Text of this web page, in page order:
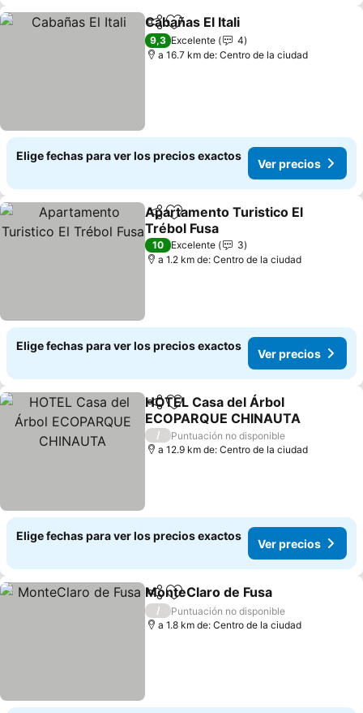
CompartirAgregar a favoritos
Cabañas El Itali
9,3 Excelente
4
a 16.7 km de: Centro de la ciudad
Elige fechas para ver los precios exactos
Ver precios
CompartirAgregar a favoritos
Apartamento Turistico El
Trébol Fusa
Ver precios
10 Excelente
3
a 1.2 km de: Centro de la ciudad
Elige fechas para ver los precios exactos
Ver precios
CompartirAgregar a favoritos
HOTEL Casa del Árbol
ECOPARQUE CHINAUTA
Ver precios
/
Puntuación no disponible
a 12.9 km de: Centro de la ciudad
Elige fechas para ver los precios exactos
Ver precios
CompartirAgregar a favoritos
MonteClaro de Fusa
/
Puntuación no disponible
a 1.8 km de: Centro de la ciudad